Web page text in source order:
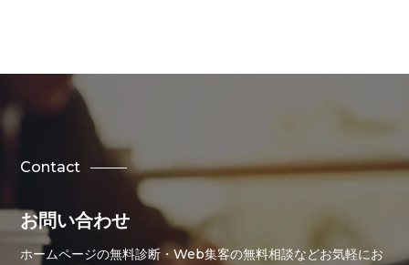
Contact
お問い合わせ
ホームページの無料診断・Web集客の無料相談などお気軽にお